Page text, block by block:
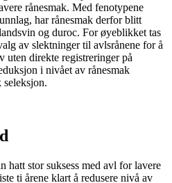
rånesmak. Med fenotypene
har rånesmak derfor blitt
og duroc. For øyeblikket tas
av slektninger til avlsrånene for å
uten direkte registreringer på
i nivået av rånesmak
seleksjon.
hatt stor suksess med avl for lavere
ti årene klart å redusere nivå av